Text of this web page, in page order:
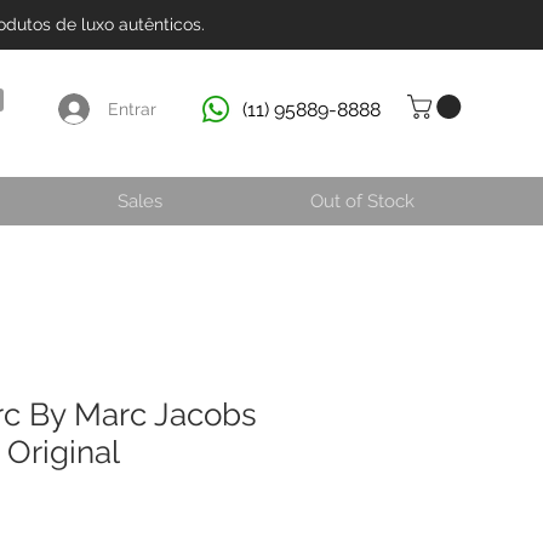
de luxo autênticos.
Entrar (11) 95889-8888
Sales Out of Stock
By Marc Jacobs